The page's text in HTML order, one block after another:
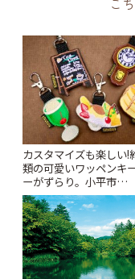
カスタマイズも楽しい!
類の可愛いワッペンキ
ーがずらり。小平市
「Kimamaya T&K」 |
ぷ